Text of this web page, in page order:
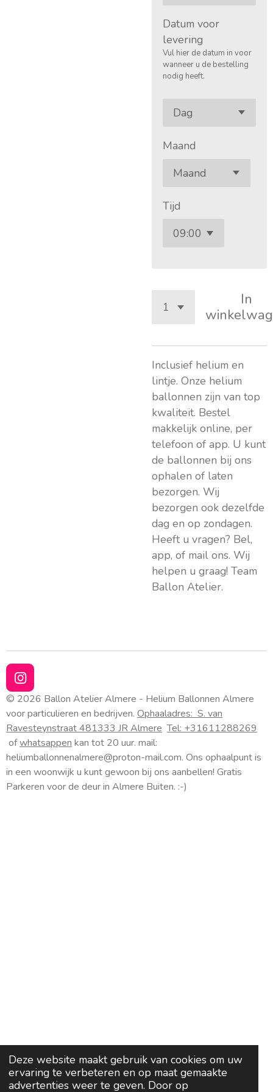
Deze website maakt gebruik van cookies om uw
ervaring te verbeteren en op maat gemaakte
advertenties weer te geven. Door op
Datum voor
levering
Vul hier de datum in voor
wanneer u de bestelling
nodig heeft.
Maand
Tijd
In
Inclusief helium en
lintje. Onze helium
ballonnen zijn van top
kwaliteit. Bestel
makkelijk online, per
telefoon of app. U kunt
de ballonnen bij ons
ophalen of laten
bezorgen. Wij
bezorgen ook dezelfde
dag en op zondagen.
Heeft u vragen? Bel,
app, of mail ons. Wij
helpen u graag! Team
Ballon Atelier.
I
n
s
t
a
g
r
a
m
© 2026 Ballon Atelier Almere - Helium Ballonnen Almere
voor particulieren en bedrijven. Ophaaladres: S. van
Ravesteynstraat 481333 JR Almere Tel: +31611288269
ofwhatsappen kan tot 20 uur. mail:
heliumballonnenalmere@proton-mail.com. Ons ophaalpunt is
in een woonwijk u kunt gewoon bij ons aanbellen! Gratis
Parkeren voor de deur in Almere Buiten. :-)